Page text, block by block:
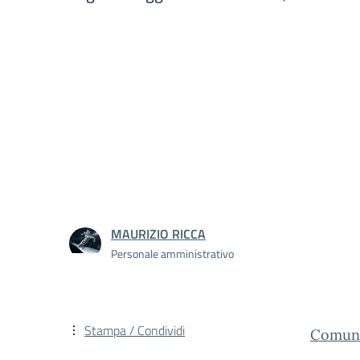
MAURIZIO RICCA
Personale amministrativo
Stampa / Condividi